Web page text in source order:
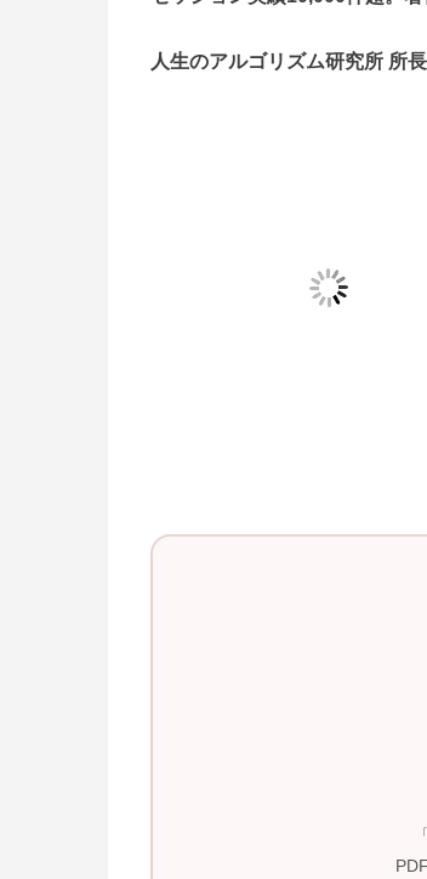
人生のアルゴリズム研究所 所